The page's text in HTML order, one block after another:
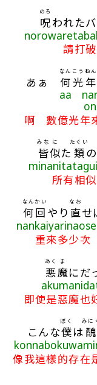
呪
のろ
われた
請打
あぁ 何
なん
光年
こうねん
aa
啊 數億光年
皆
みな
似
に
た 類
たぐい
の
所有相
何回
なんかい
やり 直
なお
重來多少
悪
あく
魔
ま
にだ
即使是惡魔
こんな僕
ぼく
は 醜
みに
像我這樣的存